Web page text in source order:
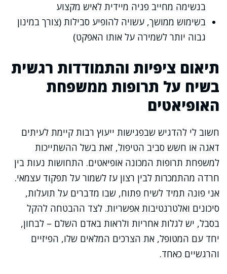
בנשימה מחייב פניה מיידית לאיש מקצוע
בשימוש ממושך, עשויה להופיע סבילות (צורך במינון
גבוה יותר לשמירה על אותו האפקט)
תיאום ציפיות והתמודדות רגשית
בשיח על תרופות ממשפחת
האופיאטים
חשוב לי להדגיש שבפגישות ייעוץ רבות קיימת לעיתים
דאגה או חשש סביב הטיפול, זאת בשל ההשתייכות
למשפחת תרופות המכונה אופיאטים. התחושות נעות בין
חרדה מהתמכרות לבין רצון עז לשמור על תפקוד עצמאי.
אני פונה תמיד לשיח פתוח, שבו מדברים על תועלות,
סיכונים ואלטרנטיבות אפשריות. לצד ההבטחה להקל
בסבל, יש לגלות אחריות ולראות באדם השלם – לבחון,
יחד עם המטופל, את הצרכים המלאים שלו, הפיזיים
והרגשיים כאחד.